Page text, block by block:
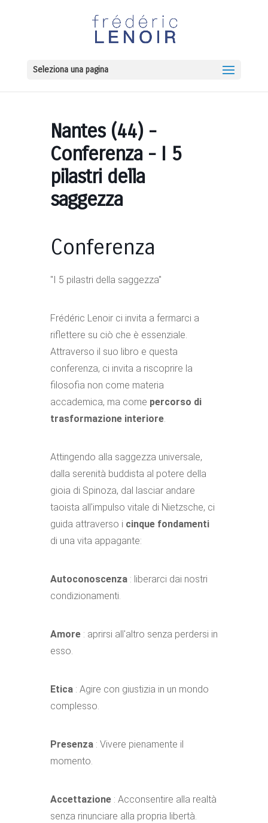
Seleziona una pagina
Nantes (44) -
Conferenza - I 5
pilastri della
saggezza
Conferenza
"I 5 pilastri della saggezza"
Frédéric Lenoir ci invita a fermarci a
riflettere su ciò che è essenziale.
Attraverso il suo libro e questa
conferenza, ci invita a riscoprire la
filosofia non come materia
accademica, ma come percorso di
trasformazione interiore.
Attingendo alla saggezza universale,
dalla serenità buddista al potere della
gioia di Spinoza, dal lasciar andare
taoista all'impulso vitale di Nietzsche, ci
guida attraverso i cinque fondamenti
di una vita appagante:
Autoconoscenza : liberarci dai nostri
condizionamenti.
Amore : aprirsi all'altro senza perdersi in
esso.
Etica : Agire con giustizia in un mondo
complesso.
Presenza : Vivere pienamente il
momento.
Accettazione : Acconsentire alla realtà
senza rinunciare alla propria libertà.